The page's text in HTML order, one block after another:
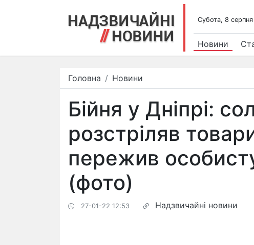
Субота, 8
Новини
Головна Новини
Бійня у Дніпрі:
розстріляв
пережив
(фото)
27-01-22 12:53 Надзвичайні новини